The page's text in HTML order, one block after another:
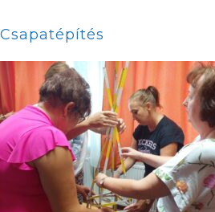
Csapatépítés